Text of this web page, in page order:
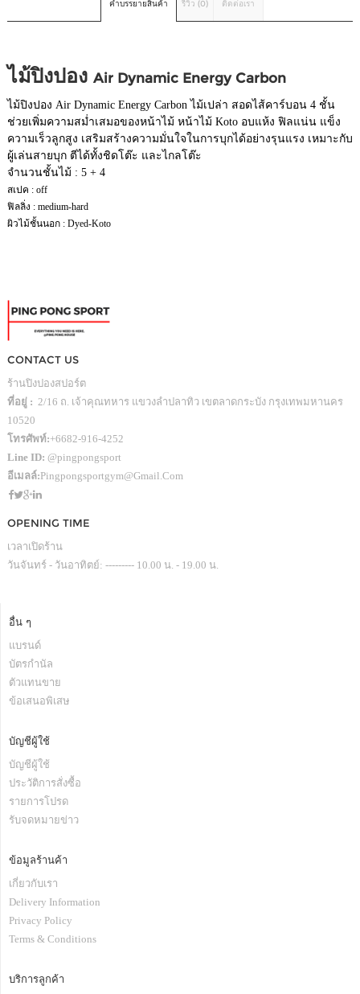
คำบรรยายสินค้า รีวิว (0) ติดต่อเรา
ไม้ปิงปอง Air Dynamic Energy Carbon
ไม้ปิงปอง Air Dynamic Energy Carbon ไม้เปล่า สอดไส้คาร์บอน 4 ชั้น
ช่วยเพิ่มความสม่ำเสมอของหน้าไม้ หน้าไม้ Koto อบแห้ง ฟิลแน่น แข็ง
ความเร็วลูกสูง เสริมสร้างความมั่นใจในการบุกได้อย่างรุนแรง เหมาะกับ
ผู้เล่นสายบุก ตีได้ทั้งชิดโต๊ะ และไกลโต๊ะ
จำนวนชั้นไม้ : 5 + 4
สเปค : off
ฟิลลิ่ง : medium-hard
ผิวไม้ชั้นนอก : Dyed-Koto
CONTACT US
ร้านปิงปองสปอร์ต
ที่อยู่ : 2/16 ถ. เจ้าคุณทหาร แขวงลำปลาทิว เขตลาดกระบัง กรุงเทพมหานคร
10520
โทรศัพท์:+6682-916-4252
Line ID: @pingpongsport
อีเมลล์:Pingpongsportgym@gmail.com
OPENING TIME
เวลาเปิดร้าน
วันจันทร์ - วันอาทิตย์: --------- 10.00 น. - 19.00 น.
อื่น ๆ
แบรนด์
บัตรกำนัล
ตัวแทนขาย
ข้อเสนอพิเสษ
บัญชีผู้ใช้
บัญชีผู้ใช้
ประวัติการสั่งซื้อ
รายการโปรด
รับจดหมายข่าว
ข้อมูลร้านค้า
เกี่ยวกับเรา
Delivery Information
Privacy Policy
Terms & Conditions
บริการลูกค้า